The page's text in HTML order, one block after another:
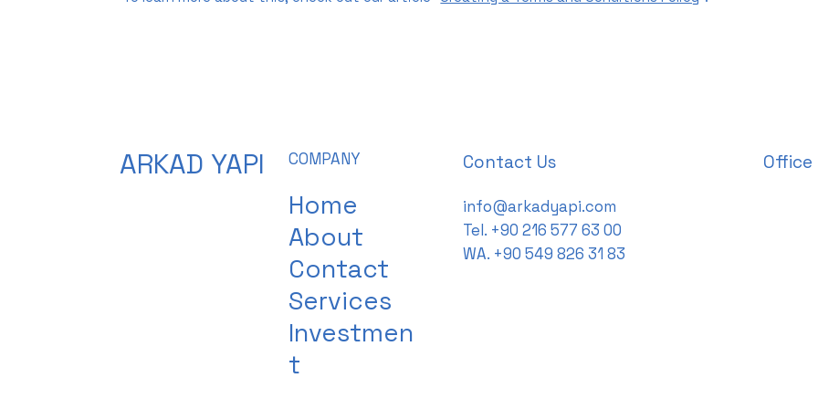
ARKAD YAPI COMPANY
Home
About
Contact
Services
Investmen
t
info@arkadyapi.com
Tel. +90 216 577 63 00
WA. +90 549 826 31 83
Contact Us Office